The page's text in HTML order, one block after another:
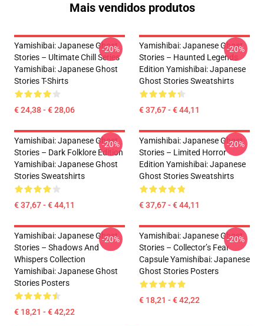
Mais vendidos produtos
Yamishibai: Japanese Ghost
Stories – Ultimate Chill Series
Yamishibai: Japanese Ghost
Stories T-Shirts
€ 24,38 - € 28,06
-20%
Yamishibai: Japanese Ghost
Stories – Haunted Legends
Edition Yamishibai: Japanese
Ghost Stories Sweatshirts
€ 37,67 - € 44,11
-20%
Yamishibai: Japanese Ghost
Stories – Dark Folklore Edition
Yamishibai: Japanese Ghost
Stories Sweatshirts
€ 37,67 - € 44,11
-20%
Yamishibai: Japanese Ghost
Stories – Limited Horror
Edition Yamishibai: Japanese
Ghost Stories Sweatshirts
€ 37,67 - € 44,11
-20%
Yamishibai: Japanese Ghost
Stories – Shadows And
Whispers Collection
Yamishibai: Japanese Ghost
Stories Posters
€ 18,21 - € 42,22
-20%
Yamishibai: Japanese Ghost
Stories – Collector’s Fear
Capsule Yamishibai: Japanese
Ghost Stories Posters
€ 18,21 - € 42,22
-20%